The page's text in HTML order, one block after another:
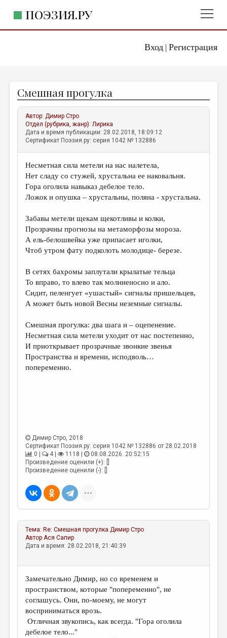
Вход| Регистрация
ПОЭЗИЯ.РУ
ЖАНРЫ
АВТОРЫ
КОММЕНТАРИИ
ЛИТСАЛОН
НОВОСТИ
ПРАВИЛА САЙТА
ИЗБРАННОЕ
ДАЙДЖЕСТ
ПЕРЕВОДЫ
КОНКУРСЫ
КНИЖНАЯ ПОЛКА
ОБЗОР ЛИТЕРАТУРЫ
СТРАНИЦЫ ПАМЯТИ
ОТ РЕДАКЦИИ
МАЛАЯ ПРОЗА
ЭССЕИСТИКА
ЛИТЕРАТУРОВЕДЕНИЕ
КУЛЬТУРОВЕДЕНИЕ
ПУБЛИЦИСТИКА
РЕЦЕНЗИРОВАНИЕ
ЦИКЛЫ ПУБЛИКАЦИЙ
ТРЕДИАКОВСКИЙ
МЕДИА
ВКОНТАКТЕ
Смешная прогулка
Автор:Димир Стро
Отдел (рубрика, жанр):Лирика
Дата и время публикации: 28.02.2018, 18:09:12
Сертификат Поэзия.ру: серия 1042 № 132886
Несметная сила метели на нас налетела,
Нет сладу со стужей, хрустальна ее наковальня.
Гора оголила навыказ дебелое тело.
Ложок и опушка – хрустальны, поляна - хрустальна.
Забавы метели щекам щекотливы и колки,
Прозрачны прогнозы на метаморфозы мороза.
А ель-белошвейка уже припасает иголки,
Чтоб утром фату подколоть молодице- березе.
В сетях бахромы заплутали крылатые тельца
То вправо, то влево так молниеносно и ало.
Сидит, пеленгует «ушастый» сигналы пришельцев,
А может быть новой Весны неземные сигналы.
Смешная прогулка: два шага и – оцепенение.
Несметная сила метели уходит от нас постепенно,
И приоткрывает прозрачные звонкие звенья
Пространства и времени, исподволь…
попеременно.
Димир Стро, 2018
Сертификат Поэзия.ру: серия 1042 № 132886 от 28.02.2018
0 |
4 | 1118 |
08.08.2026. 20:52:15
Произведение оценили (+): []
Произведение оценили (-): []
Тема: Re: Смешная прогулка Димир Стро
АвторАся Сапир
Дата и время: 28.02.2018, 21:40:39
Замечательно Димир, но со временем и
пространством, которые "попеременно", не
соглашусь. Они, по-моему, не могут
восприниматься врозь.
Отличная звукопись, как всегда. "Гора оголила
дебелое тело..."